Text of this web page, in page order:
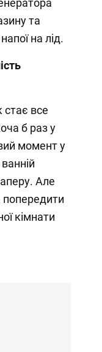
та
на лід.
стає все
б раз у
момент у
Але
кімнати